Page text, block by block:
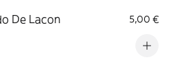
De Lacon 5,00 €